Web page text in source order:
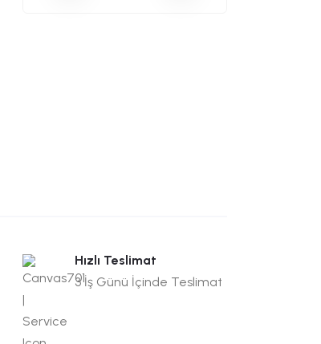
Hızlı Teslimat
3 İş Günü İçinde Teslimat